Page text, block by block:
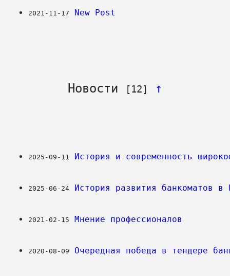
2021-11-17 New Post
Новости [12] ↑
2025-09-11 История и современность
2025-06-24 История развития банкоматов в
2021-02-15 Мнение профессионалов
2020-08-09 Очередная победа в тендере